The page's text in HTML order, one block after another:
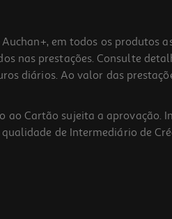
em todos os produtos
nas prestações. Consulte
diários. Ao valor das
Cartão sujeita a
de Intermediário de